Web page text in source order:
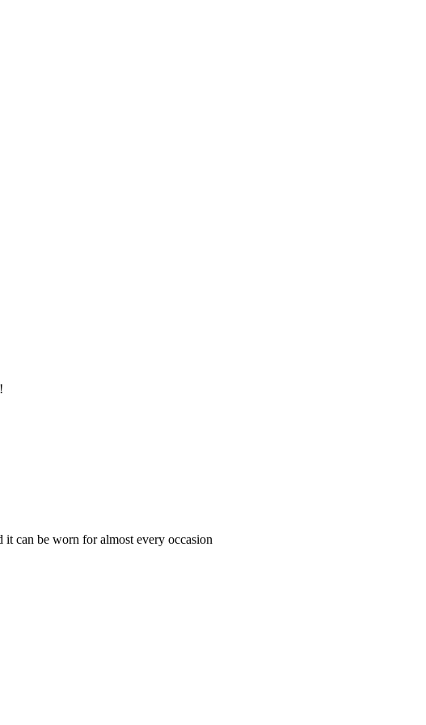
it can be worn for almost every occasion